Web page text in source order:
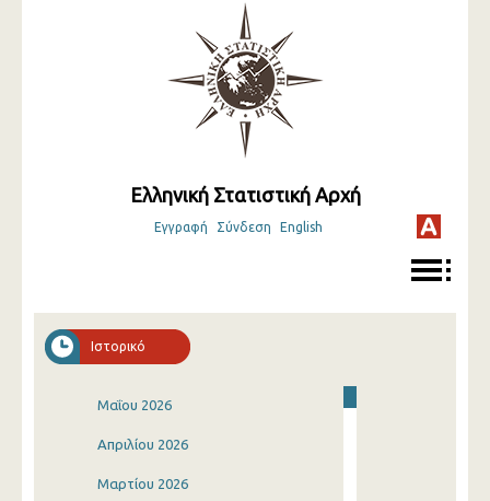
Ελληνική Στατιστική Αρχή
Εγγραφή Σύνδεση English
Ιστορικό
Μαΐου 2026
Απριλίου 2026
Μαρτίου 2026